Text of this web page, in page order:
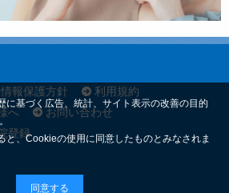
報保護方針
利用規約
へ
お問い合わせ
登録
に基づく広告、統計、サイト表示の改善の目的
と、Cookieの使用に同意したものとみなされま
同意する